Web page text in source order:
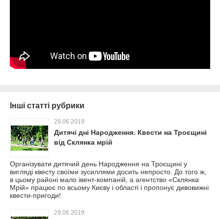
Інші статті рубрики
29.06.2019
Дитячі дні Народження. Квести на Троєщині
від Склянка мрій
Організувати дитячий день Народження на Троєщині у
вигляді квесту своїми зусиллями досить непросто. До того ж,
в цьому районі мало івент-компаній, а агентство «Склянка
Мрій» працює по всьому Києву і області і пропонує дивовижні
квести-пригоди!
29.06.2019